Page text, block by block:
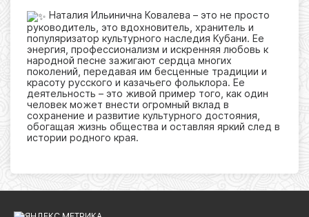
Наталия Ильинична Ковалева – это не просто
руководитель, это вдохновитель, хранитель и
популяризатор культурного наследия Кубани. Ее
энергия, профессионализм и искренняя любовь к
народной песне зажигают сердца многих
поколений, передавая им бесценные традиции и
красоту русского и казачьего фольклора. Ее
деятельность – это живой пример того, как один
человек может внести огромный вклад в
сохранение и развитие культурного достояния,
обогащая жизнь общества и оставляя яркий след в
истории родного края.